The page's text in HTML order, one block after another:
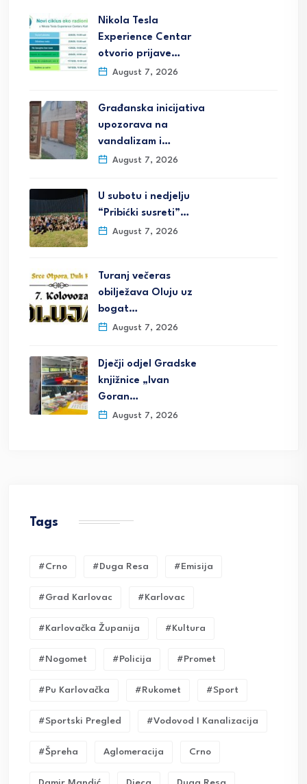
Nikola Tesla
Experience Centar
otvorio prijave…
August 7, 2026
Građanska inicijativa
upozorava na
vandalizam i…
August 7, 2026
U subotu i nedjelju
“Pribićki susreti”…
August 7, 2026
Turanj večeras
obilježava Oluju uz
bogat…
August 7, 2026
Dječji odjel Gradske
knjižnice „Ivan
Goran…
August 7, 2026
Tags
#crno #duga Resa #emisija
#grad Karlovac #karlovac
#karlovačka Županija #kultura
#nogomet #policija #promet
#pu Karlovačka #rukomet #sport
#sportski Pregled #vodovod I Kanalizacija
#Špreha Aglomeracija Crno